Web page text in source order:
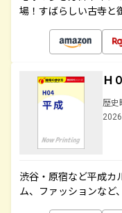
場！すばらしい古寺と
Ｈ
歴史
渋谷・原宿など平成カ
ム、ファッションなど